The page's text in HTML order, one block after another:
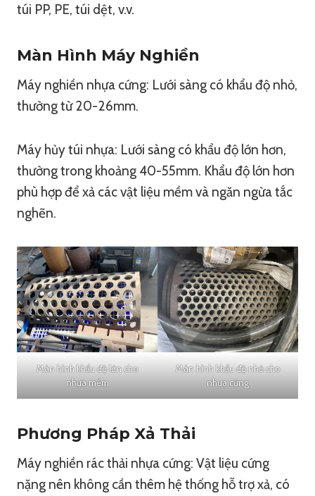
túi PP, PE, túi dệt, v.v.
Màn Hình Máy Nghiền
Máy nghiền nhựa cứng: Lưới sàng có khẩu độ nhỏ,
thường từ 20-26mm.
Máy hủy túi nhựa: Lưới sàng có khẩu độ lớn hơn,
thường trong khoảng 40-55mm. Khẩu độ lớn hơn
phù hợp để xả các vật liệu mềm và ngăn ngừa tắc
nghẽn.
Màn hình khẩu độ lớn cho
nhựa mềm
Màn hình khẩu độ nhỏ cho
nhựa cứng
Phương Pháp Xả Thải
Máy nghiền rác thải nhựa cứng: Vật liệu cứng
nặng nên không cần thêm hệ thống hỗ trợ xả, có